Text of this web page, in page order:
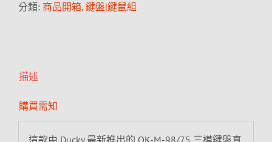
分類: 商品開箱, 鍵盤|鍵鼠組
描述
購買需知
這款由 Ducky 最新推出的 OK-M-98/75 三模鍵盤真